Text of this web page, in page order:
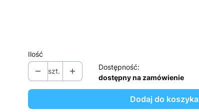
Ilość
szt.
Dostępność:
dostępny na zamówienie
Dodaj do koszyka